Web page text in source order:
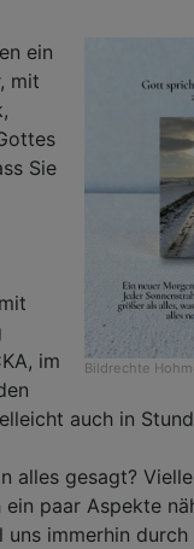
Bildrechte
ein
mit
Sie
im
auch in
alles gesagt?
ein paar Aspekte
uns immerhin